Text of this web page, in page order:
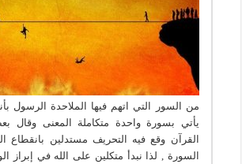
من السور التي اتهم فيها الملاحدة الرسول
يأتي بسورة واحدة متكاملة المعنى وقال
القرآن وقع فيه التحريف مستدلين بانقطاع
السورة , لذا نبدأ متكلين على الله في إبراز